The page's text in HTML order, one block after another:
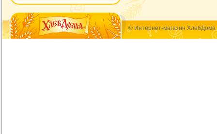
© Интернет-магазин ХлебДома